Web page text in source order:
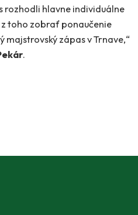
rozhodli hlavne individuálne
z toho zobrať ponaučenie
majstrovský zápas v Trnave,“
.